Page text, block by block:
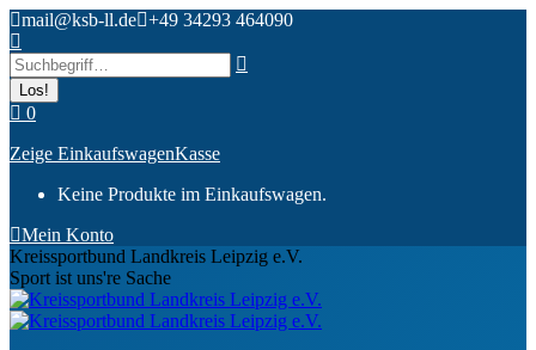
Zum
Inhalt
springen
mail@ksb-ll.de +49 34293 464090
Search:
0
Zeige EinkaufswagenKasse
Keine Produkte im Einkaufswagen.
Mein Konto
Kreissportbund Landkreis Leipzig e.V.
Sport ist uns're Sache